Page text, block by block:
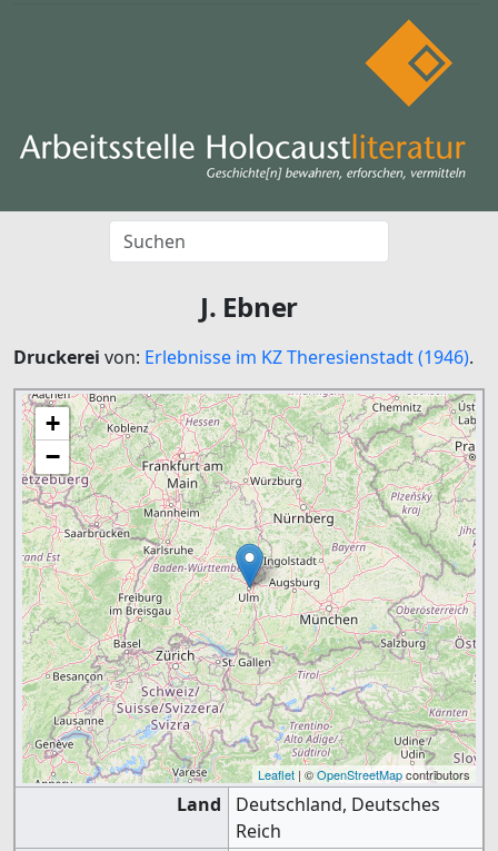
J. Ebner
Druckerei von: Erlebnisse im KZ Theresienstadt (1946).
+
−
Leaflet| ©OpenStreetMapcontributors
Land
Deutschland, Deutsches
Reich